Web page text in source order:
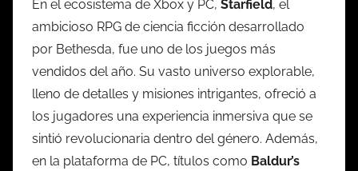
En el ecosistema de Xbox y PC, Starfield, el
ambicioso RPG de ciencia ficción desarrollado
por Bethesda, fue uno de los juegos más
vendidos del año. Su vasto universo explorable,
lleno de detalles y misiones intrigantes, ofreció a
los jugadores una experiencia inmersiva que se
sintió revolucionaria dentro del género. Además,
en la plataforma de PC, títulos como Baldur’s